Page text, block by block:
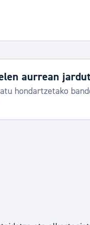
aurrean
hondartzetako